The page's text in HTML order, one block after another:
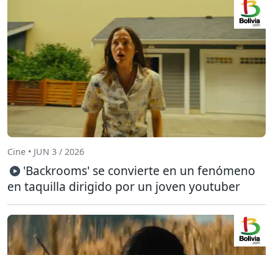
Cine • JUN 3 / 2026
'Backrooms' se convierte en un fenómeno
en taquilla dirigido por un joven youtuber